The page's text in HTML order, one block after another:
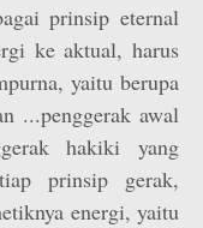
prinsip eternal
ke aktual, harus
yaitu berupa
...penggerak awal
hakiki yang
prinsip gerak,
energi, yaitu